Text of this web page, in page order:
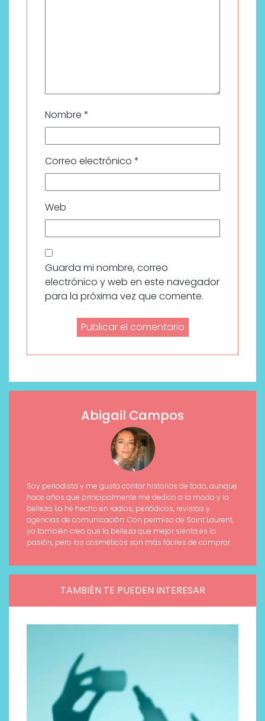
Nombre *
Correo electrónico *
Web
Guarda mi nombre, correo
electrónico y web en este navegador
para la próxima vez que comente.
Abigail Campos
Soy periodista y me gusta contar historias de todo, aunque
hace años que principalmente me dedico a la moda y la
belleza. Lo he hecho en radios, periódicos, revistas y
agencias de comunicación. Con permiso de Saint Laurent,
yo también creo que la belleza que mejor sienta es la
pasión, pero los cosméticos son más fáciles de comprar.
TAMBIÉN TE PUEDEN INTERESAR